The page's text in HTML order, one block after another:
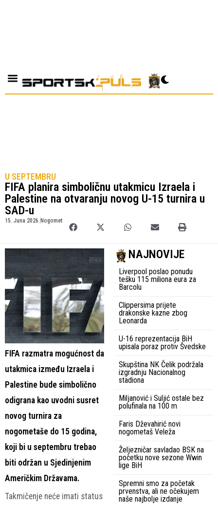
U SEPTEMBRU
FIFA planira simboličnu utakmicu Izraela i
Palestine na otvaranju novog U-15 turnira u
SAD-u
15. Juna 2026. Nogomet
FIFA razmatra mogućnost da
utakmica između Izraela i
Palestine bude simbolično
odigrana kao uvodni susret
novog turnira za
nogometaše do 15 godina,
koji bi u septembru trebao
biti održan u Sjedinjenim
Američkim Državama.
Takmičenje neće imati status
NAJNOVIJE
Liverpool poslao ponudu
tešku 115 miliona eura za
Barcolu
Clippersima prijete
drakonske kazne zbog
Leonarda
U-16 reprezentacija BiH
upisala poraz protiv Švedske
Skupština NK Čelik podržala
izgradnju Nacionalnog
stadiona
Miljanović i Suljić ostale bez
polufinala na 100 m
Faris Dževahirić novi
nogometaš Veleža
Željezničar savladao BSK na
početku nove sezone Wwin
lige BiH
Spremni smo za početak
prvenstva, ali ne očekujem
naše najbolje izdanje